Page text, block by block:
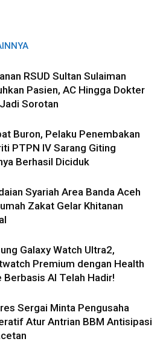
RSUD Sultan Sulaiman
Pasien, AC Hingga Dokter
Sorotan
Buron, Pelaku Penembakan
PTPN IV Sarang Giting
Berhasil Diciduk
Syariah Area Banda Aceh
Zakat Gelar Khitanan
Galaxy Watch Ultra2,
Premium dengan Health
Berbasis AI Telah Hadir!
Sergai Minta Pengusaha
Atur Antrian BBM Antisipasi